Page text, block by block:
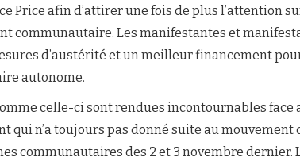
Price afin d’attirer une fois de plus l’attention
communautaire. Les manifestantes et
d’austérité et un meilleur financement
autonome.
celle-ci sont rendues incontournables face
qui n’a toujours pas donné suite au mouvement
communautaires des 2 et 3 novembre dernier.